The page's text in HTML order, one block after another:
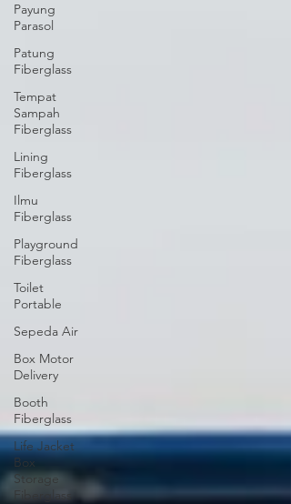
Payung
Parasol
Patung
Fiberglass
Tempat
Sampah
Fiberglass
Lining
Fiberglass
Ilmu
Fiberglass
Playground
Fiberglass
Toilet
Portable
Sepeda Air
Box Motor
Delivery
Booth
Fiberglass
Life Jacket
Box
Storage
Fiberglass